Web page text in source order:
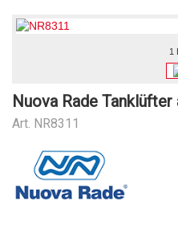
1
Nuova Rade
Art. NR8311